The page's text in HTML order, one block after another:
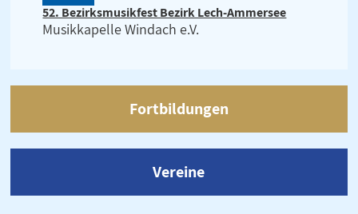
52. Bezirksmusikfest Bezirk Lech-Ammersee
Musikkapelle Windach e.V.
Fortbildungen
Vereine